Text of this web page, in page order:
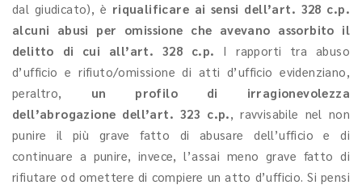
dal giudicato), è riqualificare ai sensi dell’art. 328 c.p.
alcuni abusi per omissione che avevano assorbito il
delitto di cui all’art. 328 c.p. I rapporti tra abuso
d’ufficio e rifiuto/omissione di atti d’ufficio evidenziano,
peraltro, un profilo di irragionevolezza
dell’abrogazione dell’art. 323 c.p., ravvisabile nel non
punire il più grave fatto di abusare dell’ufficio e di
continuare a punire, invece, l’assai meno grave fatto di
rifiutare od omettere di compiere un atto d’ufficio. Si pensi